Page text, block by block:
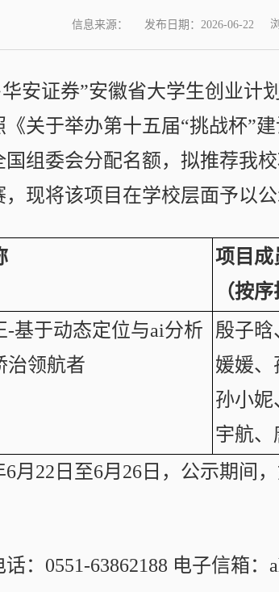
信息来源： 发布日期：2026-06-22
安证券”安徽省大学生创业计
关于举办第十五届“挑战杯”
组委会分配名额，拟推荐我
现将该项目在学校层面予以
项目成
（按序
-基于动态定位与ai分析
治领航者
殷子晗
媛媛、
孙小妮
宇航、
6月22日至6月26日，公示期间
：0551-63862188 电子信箱：